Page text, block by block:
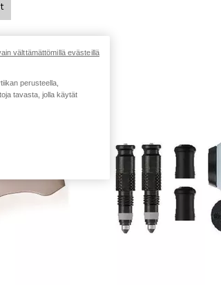
perusteella,
tavasta, jolla käytät
välttämättömillä evästeillä